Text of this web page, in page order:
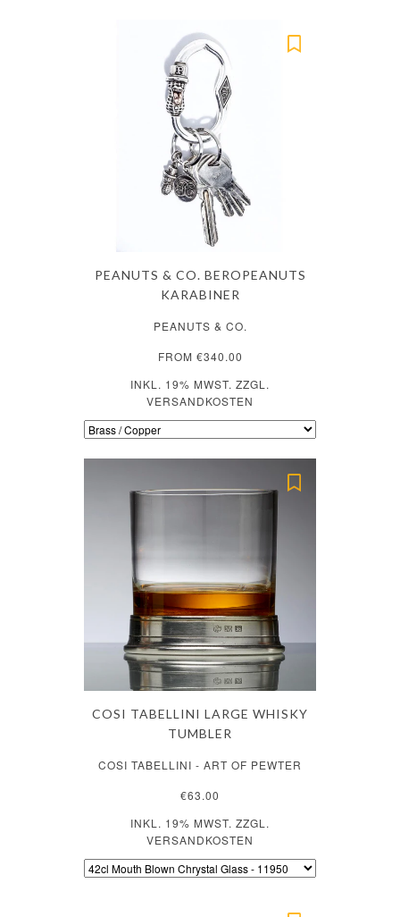
PEANUTS & CO. BEROPEANUTS
KARABINER
PEANUTS & CO.
FROM €340.00
INKL. 19% MWST. ZZGL.
VERSANDKOSTEN
COSI TABELLINI LARGE WHISKY
TUMBLER
COSI TABELLINI - ART OF PEWTER
€63.00
INKL. 19% MWST. ZZGL.
VERSANDKOSTEN